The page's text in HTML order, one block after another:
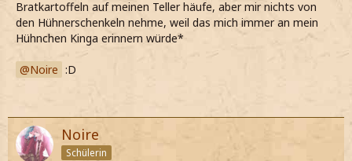
Bratkartoffeln auf meinen Teller häufe, aber mir nichts von
den Hühnerschenkeln nehme, weil das mich immer an mein
Hühnchen Kinga erinnern würde*
Noire :D
Noire
Schülerin